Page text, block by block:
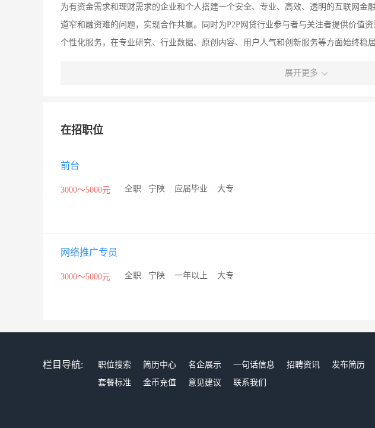
为有资金需求和理财需求的企业和个人搭建一个安全、专业、高效、透明的互联网金
道窄和融资难的问题，实现合作共赢。同时为P2P网贷行业参与者与关注者提供价值
个性化服务，在专业研究、行业数据、原创内容、用户人气和创新服务等方面始终稳
考。 作为中国互联网金融协会理事单位,仍融网长期致力于行业健康持续发展，为政
发展。这种模式有以下几个方面的积极意义：第一，有闲散资金的投资人能够通过
就可完成借款申请、查看进度以及归还借款等操作，极大提高了企业主的融资效率；
网上公开进行的，所有平台交易数据随时透明可查，在利息税收和借贷利率方面更能
展开更多
在招职位
前台
3000～5000元 全职 宁陕 应届毕业 大专
网络推广专员
3000～5000元 全职 宁陕 一年以上 大专
栏目导航: 职位搜索 简历中心 名企展示 一句话信息 招聘资讯 发布简历
套餐标准
金币充值 意见建议 联系我们